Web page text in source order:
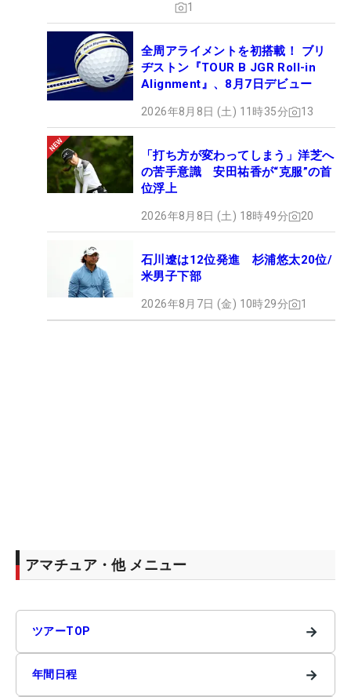
1
全周アライメントを初搭載！ ブリ
ヂストン『TOUR B JGR Roll-in
Alignment』、8月7日デビュー
2026年8月8日 (土) 11時35分 13
「打ち方が変わってしまう」洋芝へ
の苦手意識 安田祐香が“克服”の首
位浮上
2026年8月8日 (土) 18時49分 20
石川遼は12位発進 杉浦悠太20位/
米男子下部
2026年8月7日 (金) 10時29分 1
アマチュア・他 メニュー
ツアーTOP →
年間日程 →